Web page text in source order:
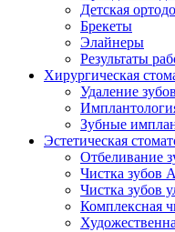
Детская
Брекеты
Элайнеры
Результаты
Хирургическая
Удаление зубов
Зубные
Эстетическая
Отбеливание
Чистка зубов
Чистка зубов
Комплексная